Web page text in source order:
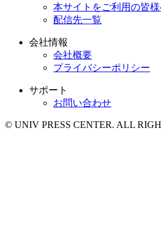
本サイトをご利用の皆
配信先一覧
会社情報
会社概要
プライバシーポリシー
サポート
お問い合わせ
© UNIV PRESS CENTER. ALL